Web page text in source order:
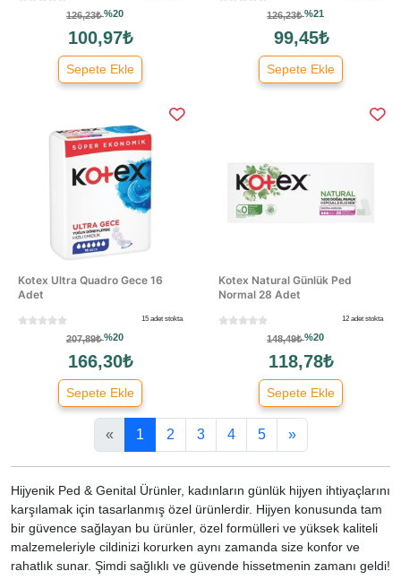
126,23₺%20
100,97₺
Sepete Ekle
126,23₺%21
99,45₺
Sepete Ekle
Kotex Ultra Quadro Gece 16
Adet
15 adet stokta
207,89₺%20
166,30₺
Sepete Ekle
Kotex Natural Günlük Ped
Normal 28 Adet
12 adet stokta
148,49₺%20
118,78₺
Sepete Ekle
« 1 2 3 4 5 »
Hijyenik Ped & Genital Ürünler, kadınların günlük hijyen ihtiyaçlarını
karşılamak için tasarlanmış özel ürünlerdir. Hijyen konusunda tam
bir güvence sağlayan bu ürünler, özel formülleri ve yüksek kaliteli
malzemeleriyle cildinizi korurken aynı zamanda size konfor ve
rahatlık sunar. Şimdi sağlıklı ve güvende hissetmenin zamanı geldi!